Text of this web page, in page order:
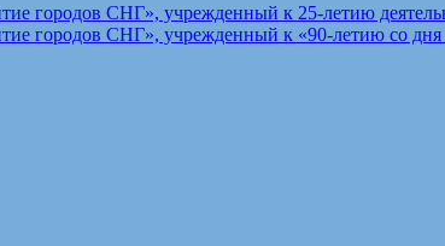
городов СНГ», учрежденный к 25-летию
городов СНГ», учрежденный к «90-летию со